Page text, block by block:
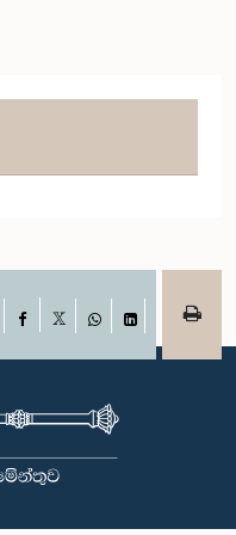
Facebook
WhatsAppLinkedIn